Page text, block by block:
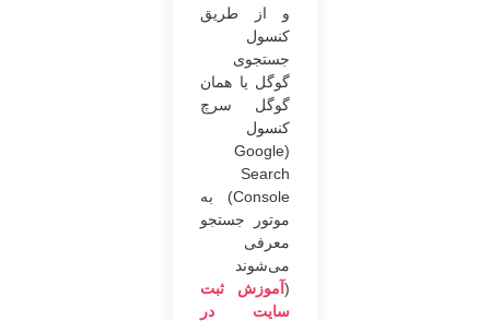
و از طریق
کنسول
جستجوی
گوگل یا همان
گوگل سرچ
کنسول
(Google
Search
Console) به
موتور جستجو
معرفی
می‌شوند
(آموزش ثبت
سایت در